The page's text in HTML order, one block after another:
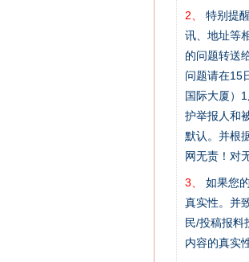
2、
特别提
讯、地址等
的问题转送
问题请在15
国际大厦）
护举报人和
默认。并根
网无责！对
3、
如果您
真实性。并
民/投稿报料
内容的真实